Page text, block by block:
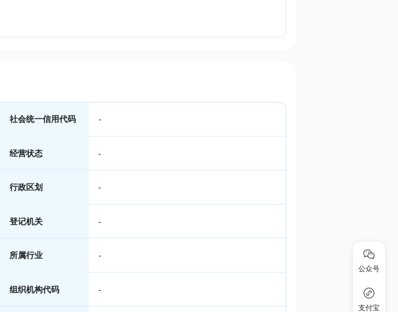
社会统一信用代码 -
经营状态 -
行政区划 -
登记机关 -
所属行业 -
组织机构代码 -
公众号
支付宝